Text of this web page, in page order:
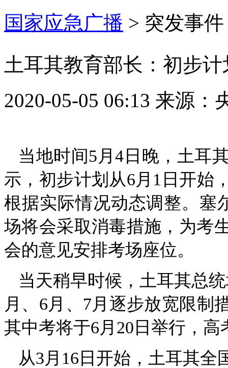
国家应急广播 > 突发事件
土耳其教育部长：初步
2020-05-05 06:13 来源：
当地时间5月4日晚，土耳
示，初步计划从6月1日开始
根据实际情况动态调整。塞
场将会采取消毒措施，为考
会的意见安排考场座位。
当天稍早时候，土耳其总
月、6月、7月逐步放宽限制
其中考将于6月20日举行，高
从3月16日开始，土耳其